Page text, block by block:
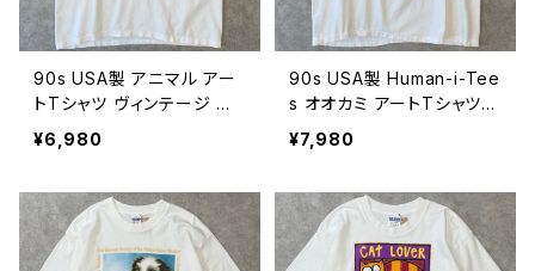
90s USA製 アニマル アー
トTシャツ ヴィンテージ シ
ングルステッチ 動物 インコ
鳥 ジャガー 猿 オニオオハ
ンテージ L 26080702
¥6,980
90s USA製 Human-i-Tee
s オオカミ アートTシャツ
アニマル ウルフ 狼 ヴィンテ
ージ 動物 シングルステッチ
年代 ビンテージ XL 2608
0701
¥7,980